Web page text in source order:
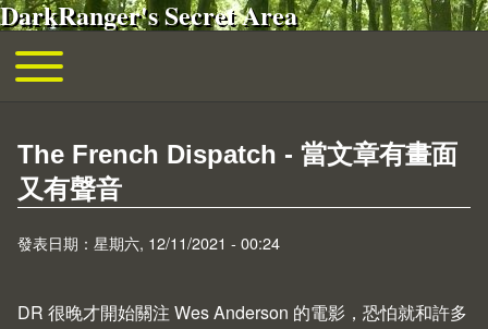
移至主內容
DarkRanger's Secret Area
主導覽
Toggle main menu
The French Dispatch - 當文章有畫面
又有聲音
發表日期：星期六, 12/11/2021 - 00:24
DR 很晚才開始關注 Wes Anderson 的電影，恐怕就和許多